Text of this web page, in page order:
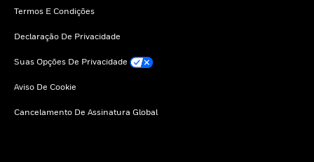
Termos E Condições
Declaração De Privacidade
Suas Opções De Privacidade
Aviso De Cookie
Cancelamento De Assinatura Global